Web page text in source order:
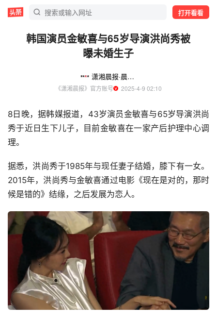
打开看看
韩国演员金敏喜与65岁导演洪尚秀被
曝未婚生子
潇湘晨报·晨视频
《潇湘晨报》官方账号
  2025-4-9 02:10
8日晚，据韩媒报道，43岁演员金敏喜与65岁导演洪尚
秀于近日生下儿子，目前金敏喜在一家产后护理中心调
理。
据悉，洪尚秀于1985年与现任妻子结婚，膝下有一女。
2015年，洪尚秀与金敏喜通过电影《现在是对的，那时
候是错的》结缘，之后发展为恋人。